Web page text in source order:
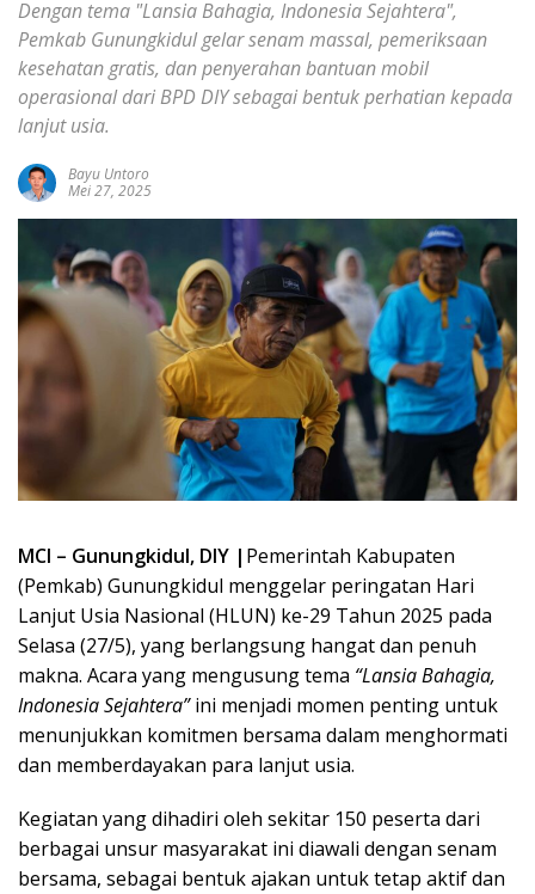
Dengan tema "Lansia Bahagia, Indonesia Sejahtera",
Pemkab Gunungkidul gelar senam massal, pemeriksaan
kesehatan gratis, dan penyerahan bantuan mobil
operasional dari BPD DIY sebagai bentuk perhatian kepada
lanjut usia.
Bayu Untoro
Mei 27, 2025
MCI – Gunungkidul, DIY | Pemerintah Kabupaten
(Pemkab) Gunungkidul menggelar peringatan Hari
Lanjut Usia Nasional (HLUN) ke-29 Tahun 2025 pada
Selasa (27/5), yang berlangsung hangat dan penuh
makna. Acara yang mengusung tema “Lansia Bahagia,
Indonesia Sejahtera”ini menjadi momen penting untuk
menunjukkan komitmen bersama dalam menghormati
dan memberdayakan para lanjut usia.
Kegiatan yang dihadiri oleh sekitar 150 peserta dari
berbagai unsur masyarakat ini diawali dengan senam
bersama, sebagai bentuk ajakan untuk tetap aktif dan